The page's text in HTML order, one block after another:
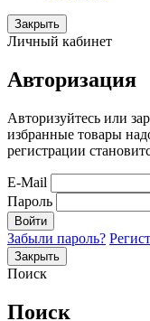
Закрыть
Личный кабинет
Авторизация
Авторизуйтесь или
избранные товары
регистрации
E-Mail
Пароль
Войти
Забыли пароль?
Закрыть
Поиск
Поиск